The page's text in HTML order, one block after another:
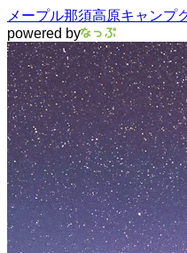
メープル那須高原キャンプ
powered by